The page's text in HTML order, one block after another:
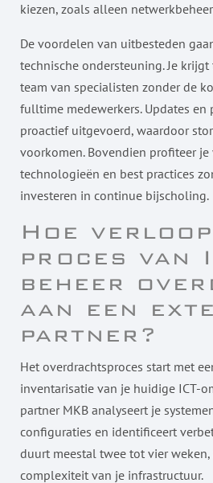
kiezen, zoals alleen
De voordelen van uitbesteden
technische ondersteuning. Je
team van specialisten zonder de
fulltime medewerkers. Updates en
proactief uitgevoerd, waardoor
voorkomen. Bovendien profiteer
technologieën en best practices
investeren in continue bijscholing.
Hoe
proces van
beheer
aan een
partner?
Het overdrachtsproces start met
inventarisatie van je huidige ICT-
partner MKB analyseert je
configuraties en identificeert
duurt meestal twee tot vier
complexiteit van je infrastructuur.